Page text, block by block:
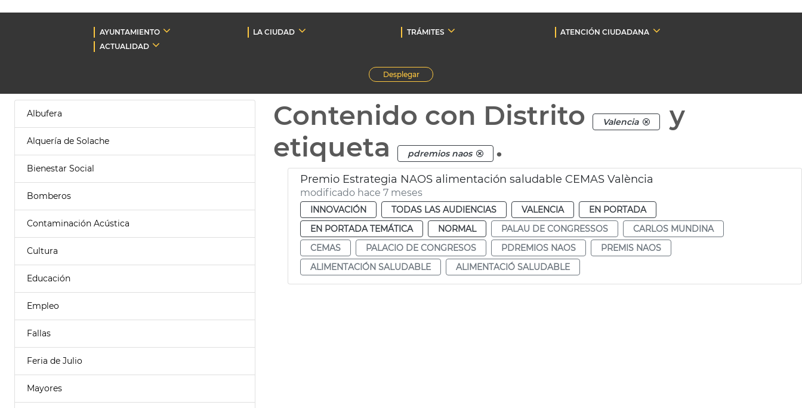
AYUNTAMIENTO LA CIUDAD TRÁMITES
ATENCIÓN CIUDADANA
ACTUALIDAD
Desplegar
Albufera
Alquería de Solache
Bienestar Social
Bomberos
Contaminación Acústica
Cultura
Educación
Empleo
Fallas
Feria de Julio
Mayores
Contenido con Distrito Valencia
y
etiqueta
pdremios naos .
Premio Estrategia NAOS alimentación saludable CEMAS València
modificado hace 7 meses
INNOVACIÓN TODAS LAS AUDIENCIAS VALENCIA
EN PORTADA
EN PORTADA TEMÁTICA
NORMAL PALAU DE CONGRESSOS
CARLOS MUNDINA
CEMAS
PALACIO DE CONGRESOS PDREMIOS NAOS
PREMIS NAOS
ALIMENTACIÓN SALUDABLE
ALIMENTACIÓ SALUDABLE